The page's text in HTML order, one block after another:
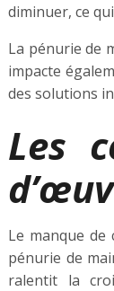
diminuer, ce
La pénurie de
impacte
des solutions
Les
Le manque de
pénurie de
ralentit la